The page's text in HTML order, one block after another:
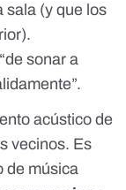
sala (y que los
sonar a
acústico de
vecinos. Es
de música